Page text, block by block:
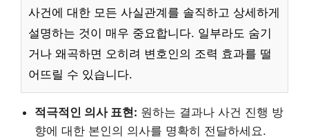
사건에 대한 모든 사실관계를 솔직하고 상세하게
설명하는 것이 매우 중요합니다. 일부라도 숨기
거나 왜곡하면 오히려 변호인의 조력 효과를 떨
어뜨릴 수 있습니다.
적극적인 의사 표현: 원하는 결과나 사건 진행 방
향에 대한 본인의 의사를 명확히 전달하세요.